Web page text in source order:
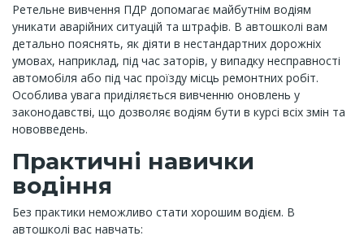
Ретельне вивчення ПДР допомагає майбутнім водіям
уникати аварійних ситуацій та штрафів. В автошколі вам
детально пояснять, як діяти в нестандартних дорожніх
умовах, наприклад, під час заторів, у випадку несправності
автомобіля або під час проїзду місць ремонтних робіт.
Особлива увага приділяється вивченню оновлень у
законодавстві, що дозволяє водіям бути в курсі всіх змін та
нововведень.
Практичні навички
водіння
Без практики неможливо стати хорошим водієм. В
автошколі вас навчать: